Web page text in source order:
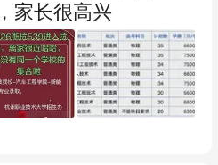
家长很高兴